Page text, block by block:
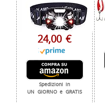
24,00 €
Spedizioni in
UN GIORNO e GRATIS